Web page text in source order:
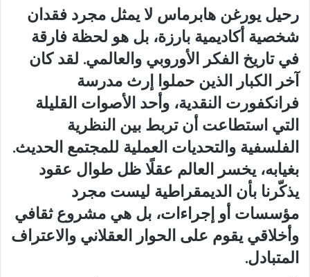
رحيل يورغن هابرماس لا يمثل مجرد فقدان
شخصية أكاديمية بارزة، بل هو لحظة فارقة
في تاريخ الفكر الأوروبي والعالمي. لقد كان
آخر الكبار الذين حملوا إرث مدرسة
فرانكفورت النقدية، وأحد الأصوات القليلة
التي استطاعت أن تربط بين النظرية
الفلسفية والتحديات العملية للمجتمع الحديث.
بغيابه، يخسر العالم عقلًا ظل طوال عقود
يذكّرنا بأن الديمقراطية ليست مجرد
مؤسسات أو إجراءات، بل هي مشروع ثقافي
وأخلاقي يقوم على الحوار العقلاني والاعتراف
المتبادل.